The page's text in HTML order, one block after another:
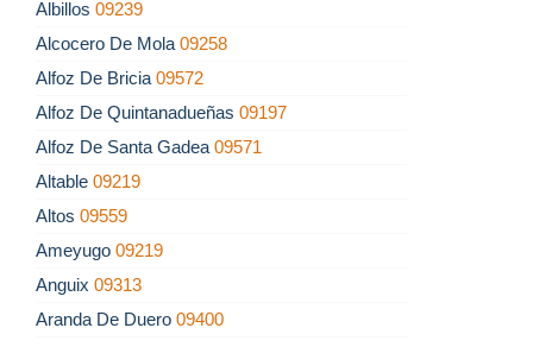
Albillos 09239
Alcocero De Mola 09258
Alfoz De Bricia 09572
Alfoz De Quintanadueñas 09197
Alfoz De Santa Gadea 09571
Altable 09219
Altos 09559
Ameyugo 09219
Anguix 09313
Aranda De Duero 09400